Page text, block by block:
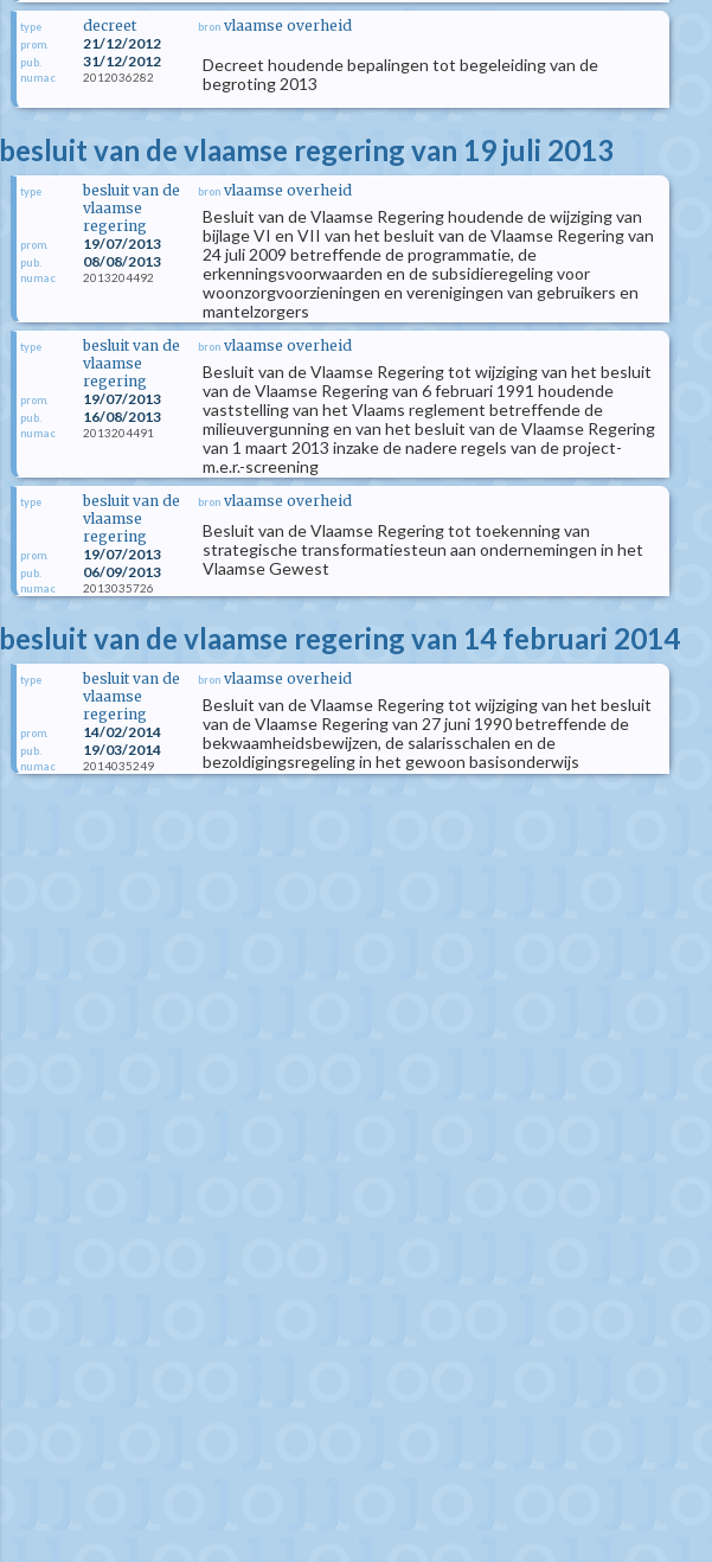
type decreet
prom. 21/12/2012
pub. 31/12/2012
numac 2012036282
bron vlaamse overheid
Decreet houdende bepalingen tot begeleiding van de
begroting 2013
besluit van de vlaamse regering van 19 juli 2013
type
besluit van de
vlaamse
regering
prom. 19/07/2013
pub. 08/08/2013
numac 2013204492
bron vlaamse overheid
Besluit van de Vlaamse Regering houdende de wijziging van
bijlage VI en VII van het besluit van de Vlaamse Regering van
24 juli 2009 betreffende de programmatie, de
erkenningsvoorwaarden en de subsidieregeling voor
woonzorgvoorzieningen en verenigingen van gebruikers en
mantelzorgers
type
besluit van de
vlaamse
regering
prom. 19/07/2013
pub. 16/08/2013
numac 2013204491
bron vlaamse overheid
Besluit van de Vlaamse Regering tot wijziging van het besluit
van de Vlaamse Regering van 6 februari 1991 houdende
vaststelling van het Vlaams reglement betreffende de
milieuvergunning en van het besluit van de Vlaamse Regering
van 1 maart 2013 inzake de nadere regels van de project-
m.e.r.-screening
type
besluit van de
vlaamse
regering
prom. 19/07/2013
pub. 06/09/2013
numac 2013035726
bron vlaamse overheid
Besluit van de Vlaamse Regering tot toekenning van
strategische transformatiesteun aan ondernemingen in het
Vlaamse Gewest
besluit van de vlaamse regering van 14 februari 2014
type
besluit van de
vlaamse
regering
prom. 14/02/2014
pub. 19/03/2014
numac 2014035249
bron vlaamse overheid
Besluit van de Vlaamse Regering tot wijziging van het besluit
van de Vlaamse Regering van 27 juni 1990 betreffende de
bekwaamheidsbewijzen, de salarisschalen en de
bezoldigingsregeling in het gewoon basisonderwijs